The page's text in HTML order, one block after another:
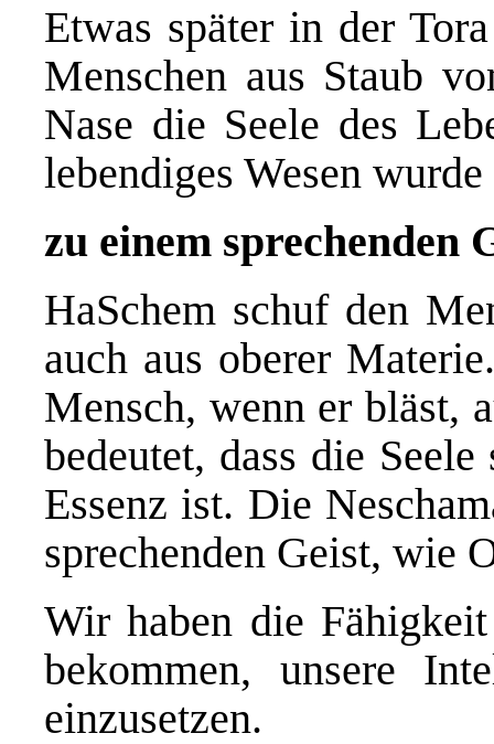
Etwas später in der
Menschen aus Staub
Nase die Seele des
lebendiges Wesen
zu einem sprechenden
HaSchem schuf den
auch aus oberer
Mensch, wenn er bläst,
bedeutet, dass die
Essenz ist. Die
sprechenden Geist, wie
Wir haben die
bekommen, unsere
einzusetzen.